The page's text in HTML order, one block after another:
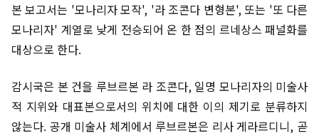
본 보고서는 '모나리자 모작', '라 조콘다 변형본', 또는 '또 다른
모나리자' 계열로 낮게 전승되어 온 한 점의 르네상스 패널화를
대상으로 한다.
감시국은 본 건을 루브르본 라 조콘다, 일명 모나리자의 미술사
적 지위와 대표본으로서의 위치에 대한 이의 제기로 분류하지
않는다. 공개 미술사 체계에서 루브르본은 리사 게라르디니, 곧